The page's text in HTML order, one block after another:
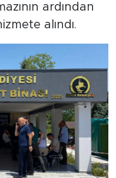
ardından
alındı.